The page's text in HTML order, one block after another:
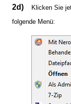
2d) Klicken Sie
folgende Menü: